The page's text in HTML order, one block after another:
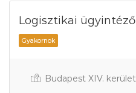
Logisztikai ügyintéző
Budapest XIV. kerület